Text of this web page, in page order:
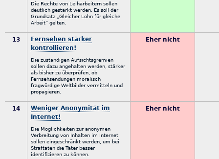
Die Rechte von Leiharbeitern sollen
deutlich gestärkt werden. Es soll der
Grundsatz „Gleicher Lohn für gleiche
Arbeit“ gelten.
13
Fernsehen stärker
kontrollieren!
Die zuständigen Aufsichtsgremien
sollen dazu angehalten werden, stärker
als bisher zu überprüfen, ob
Fernsehsendungen moralisch
fragwürdige Weltbilder vermitteln und
propagieren.
Eher nicht
14
Weniger Anonymität im
Internet!
Die Möglichkeiten zur anonymen
Verbreitung von Inhalten im Internet
sollen eingeschränkt werden, um bei
Straftaten die Täter besser
identifizieren zu können.
Eher nicht